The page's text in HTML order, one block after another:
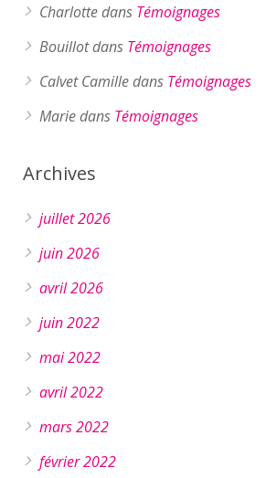
Charlottedans Témoignages
Bouillotdans Témoignages
Calvet Camilledans Témoignages
Mariedans Témoignages
Archives
juillet 2026
juin 2026
avril 2026
juin 2022
mai 2022
avril 2022
mars 2022
février 2022